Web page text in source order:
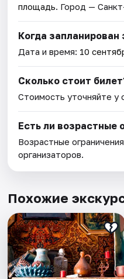
площадь. Город —
Когда запланирован
Дата и время: 10
Сколько стоит
Стоимость уточняйте у
Есть ли возрастные
Возрастные
организаторов.
Похожие